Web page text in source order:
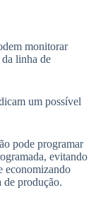
monitorar
da linha de
um possível
pode programar
evitando
economizando
de produção.